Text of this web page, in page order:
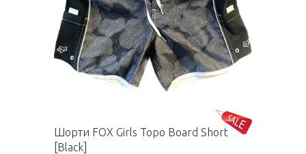
Шорти FOX Girls Topo Board Short
[Black]